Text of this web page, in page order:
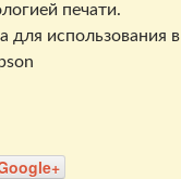
печати.
для использования в